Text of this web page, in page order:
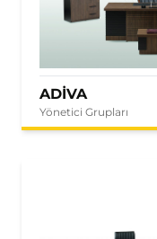
ADİVA
Yönetici Grupları